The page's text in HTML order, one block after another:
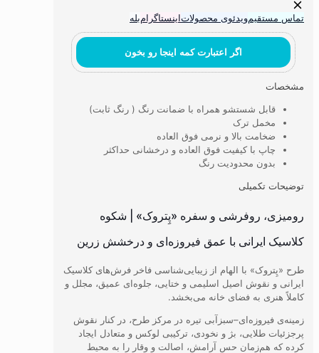
تماس مستقیمویدئوی محصولاتاینستاگرامبله
اگر اعتبارت کمه اینجا رو بخون
مشخصات
قابل شستشو همراه با ضمانت رنگ ( رنگ ثابت)
مخمل ترک
ضخامت بالا و نرمی فوق العاده
چاپ با کیفیت فوق العاده و درخشانی حداکثر
بدون محدودیت رنگ
توضیحات تکمیلی
رومیزی، روفرشی و سفره «پِتروک» | شکوه
کلاسیک ایرانی با عمق فیروزه‌ای و درخشش زرین
طرح «پِتروک» با الهام از زیبایی‌شناسی فاخر فرش‌های کلاسیک
ایرانی و نقوش اصیل اسلیمی و ختایی، جلوه‌ای عمیق، مجلل و
کاملاً هنری به فضای خانه می‌بخشد.
زمینه‌ی فیروزه‌ای–سبزآبی تیره در مرکز طرح، در کنار نقوش
پرجزئیات طلایی، بژ و نخودی، ترکیبی لوکس و متعادل ایجاد
کرده که هم‌زمان حس آرامش، اصالت و وقار را به محیط